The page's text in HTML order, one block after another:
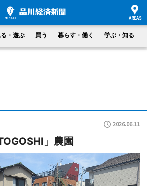
る・遊ぶ 買う 暮らす・働く 学ぶ・知る
2026.06.11
」農園